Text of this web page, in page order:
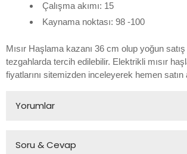
Çalışma akımı: 15
Kaynama noktası: 98 -100
Mısır Haşlama kazanı 36 cm olup yoğun satış
tezgahlarda tercih edilebilir. Elektrikli mısır
fiyatlarını sitemizden inceleyerek hemen satın
Yorumlar
Soru & Cevap